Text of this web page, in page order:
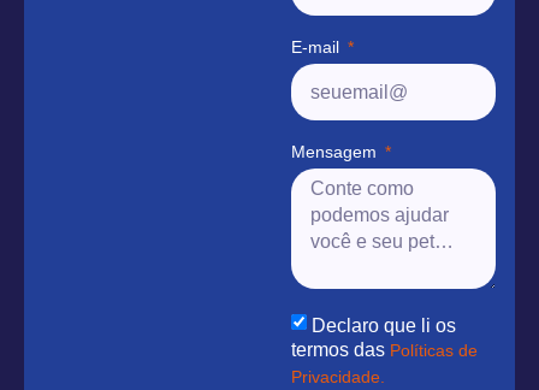
E-mail
Mensagem
Declaro que li os
termos das Políticas de
Privacidade.